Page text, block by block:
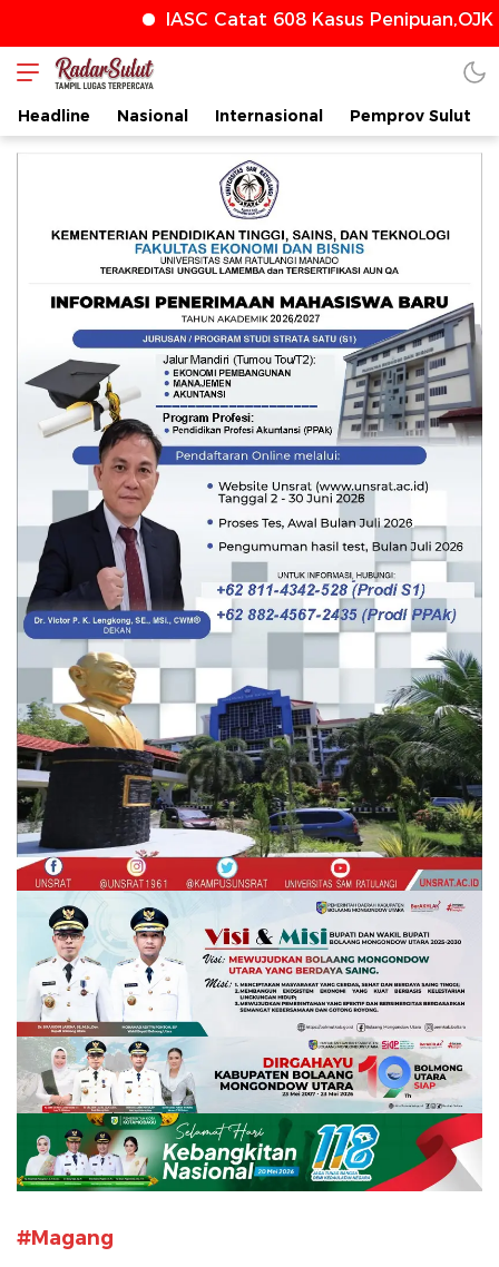
IASC Catat 608 Kasus Penipuan,OJK
radarsulut.com
Headline Nasional Internasional Pemprov Sulut
#Magang